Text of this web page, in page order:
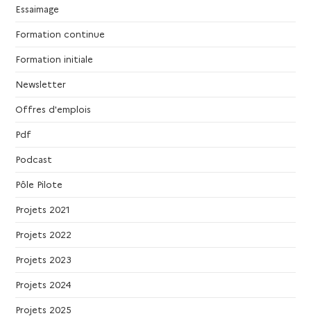
Essaimage
Formation continue
Formation initiale
Newsletter
Offres d'emplois
Pdf
Podcast
Pôle Pilote
Projets 2021
Projets 2022
Projets 2023
Projets 2024
Projets 2025